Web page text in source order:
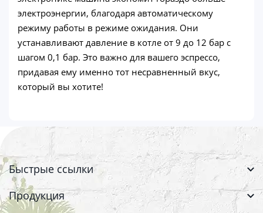
электроэнергии, благодаря автоматическому
режиму работы в режиме ожидания. Они
устанавливают давление в котле от 9 до 12 бар с
шагом 0,1 бар. Это важно для вашего эспрессо,
придавая ему именно тот несравненный вкус,
который вы хотите!
Быстрые ссылки
Продукция